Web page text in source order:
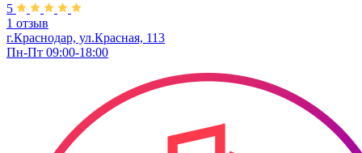
5
1 отзыв
г.Краснодар, ул.Красная, 113
Пн-Пт 09:00-18:00